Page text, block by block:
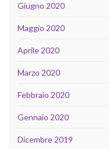
Giugno 2020
Maggio 2020
Aprile 2020
Marzo 2020
Febbraio 2020
Gennaio 2020
Dicembre 2019